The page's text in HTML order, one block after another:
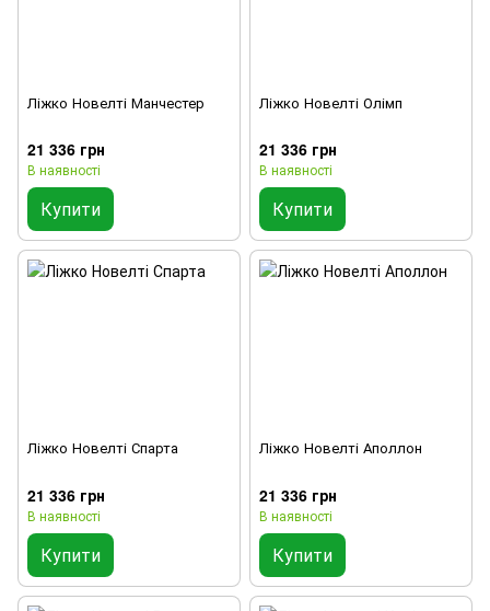
Ліжко Новелті Манчестер
21 336 грн
В наявності
Купити
Ліжко Новелті Олімп
21 336 грн
В наявності
Купити
Ліжко Новелті Спарта
21 336 грн
В наявності
Купити
Ліжко Новелті Аполлон
21 336 грн
В наявності
Купити